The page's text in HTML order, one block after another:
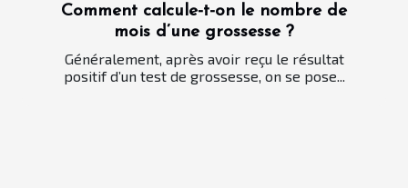
Comment calcule-t-on le nombre de
mois d’une grossesse ?
Généralement, après avoir reçu le résultat
positif d’un test de grossesse, on se pose...